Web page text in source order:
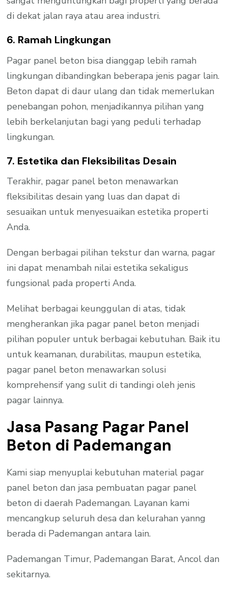
di dekat jalan raya atau area industri.
6. Ramah Lingkungan
Pagar panel beton bisa dianggap lebih ramah
lingkungan dibandingkan beberapa jenis pagar lain.
Beton dapat di daur ulang dan tidak memerlukan
penebangan pohon, menjadikannya pilihan yang
lebih berkelanjutan bagi yang peduli terhadap
lingkungan.
7. Estetika dan Fleksibilitas Desain
Terakhir, pagar panel beton menawarkan
fleksibilitas desain yang luas dan dapat di
sesuaikan untuk menyesuaikan estetika properti
Anda.
Dengan berbagai pilihan tekstur dan warna, pagar
ini dapat menambah nilai estetika sekaligus
fungsional pada properti Anda.
Melihat berbagai keunggulan di atas, tidak
mengherankan jika pagar panel beton menjadi
pilihan populer untuk berbagai kebutuhan. Baik itu
untuk keamanan, durabilitas, maupun estetika,
pagar panel beton menawarkan solusi
komprehensif yang sulit di tandingi oleh jenis
pagar lainnya.
Jasa Pasang Pagar Panel
Beton di Pademangan
Kami siap menyuplai kebutuhan material pagar
panel beton dan jasa pembuatan pagar panel
beton di daerah Pademangan. Layanan kami
mencangkup seluruh desa dan kelurahan yanng
berada di Pademangan antara lain.
Pademangan Timur, Pademangan Barat, Ancol dan
sekitarnya.